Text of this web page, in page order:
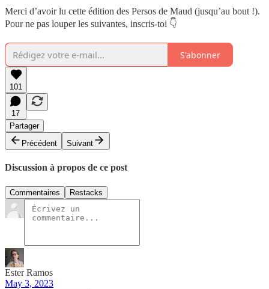
Merci d’avoir lu cette édition des Persos de Maud (jusqu’au bout !).
Pour ne pas louper les suivantes, inscris-toi 👇
S'abonner
101
17
Partager
Précédent
Suivant
Discussion à propos de ce post
Commentaires Restacks
Ester Ramos
May 3, 2023